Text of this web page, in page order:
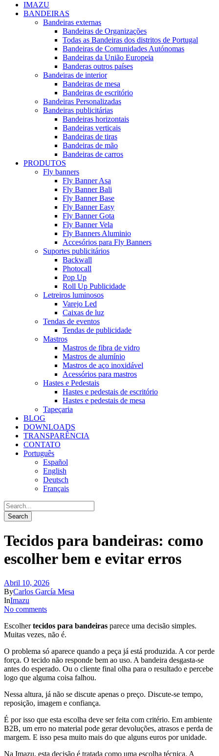
IMAZU
BANDEIRAS
Bandeiras externas
Bandeiras de Organizações
Todas as Bandeiras dos distritos de Portugal
Bandeiras de Comunidades Autónomas
Bandeiras da União Europeia
Banderas outros países
Bandeiras de interior
Bandeiras de mesa
Bandeiras de escritório
Bandeiras Personalizadas
Bandeiras publicitárias
Bandeiras horizontais
Bandeiras verticais
Bandeiras de tiras
Bandeiras de mão
Bandeiras de carros
PRODUTOS
Fly banners
Fly Banner Asa
Fly Banner Bali
Fly Banner Base
Fly Banner Easy
Fly Banner Gota
Fly Banner Vela
Fly Banners Aluminio
Accesórios para Fly Banners
Suportes publicitários
Backwall
Photocall
Pop Up
Roll Up Publicidade
Letreiros luminosos
Varejo Led
Caixas de luz
Tendas de eventos
Tendas de publicidade
Mastros
Mastros de fibra de vidro
Mastros de alumínio
Mastros de aço inoxidável
Acessórios para mastros
Hastes e Pedestais
Hastes e pedestais de escritório
Hastes e pedestais de mesa
Tapeçaria
BLOG
DOWNLOADS
TRANSPARÊNCIA
CONTATO
Português
Español
English
Deutsch
Français
Tecidos para bandeiras: como
escolher bem e evitar erros
Abril 10, 2026
ByCarlos García Mesa
InImazu
No comments
Escolhertecidos para bandeiras parece uma decisão simples.
Muitas vezes, não é.
O problema só aparece quando a peça já está produzida. A cor perde
força. O tecido não responde bem ao uso. A bandeira desgasta-se
antes do esperado. Ou o cliente final olha para o resultado e percebe
logo que alguma coisa falhou.
Nessa altura, já não se discute apenas o preço. Discute-se tempo,
reposição, imagem e confiança.
É por isso que esta escolha deve ser feita com critério. Em ambiente
B2B, um erro no material pode gerar devoluções, atrasos e perda de
margem. E isso pesa muito mais do que alguns euros por unidade.
Na Imazu, esta decisão é tratada como uma escolha técnica. A